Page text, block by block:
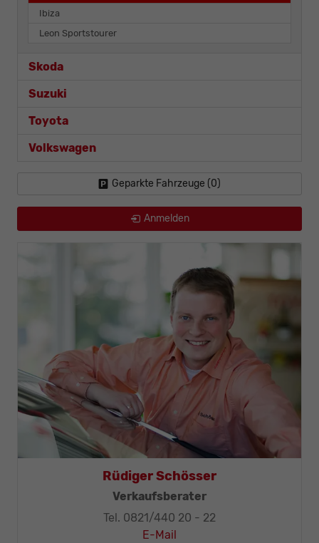
Ibiza
Leon Sportstourer
Skoda
Suzuki
Toyota
Volkswagen
Geparkte Fahrzeuge (0)
Anmelden
Thomas Mohr
Geschäftsleitung, KFZ-Techniker-Meister
Tel. 0821/440 20 - 32
E-Mail